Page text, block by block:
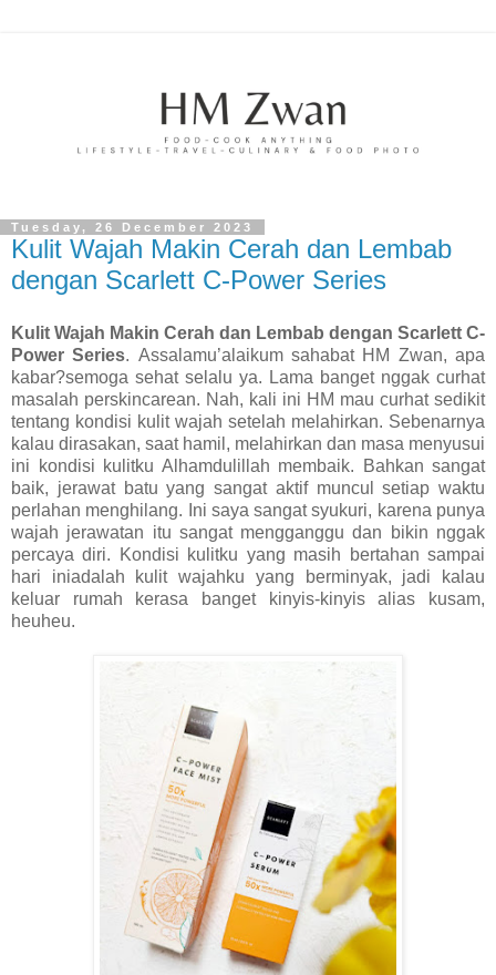
Tuesday, 26 December 2023
Kulit Wajah Makin Cerah dan Lembab
dengan Scarlett C-Power Series
Kulit Wajah Makin Cerah dan Lembab dengan Scarlett C-
Power Series. Assalamu’alaikum sahabat HM Zwan, apa
kabar?semoga sehat selalu ya. Lama banget nggak curhat
masalah perskincarean. Nah, kali ini HM mau curhat sedikit
tentang kondisi kulit wajah setelah melahirkan. Sebenarnya
kalau dirasakan, saat hamil, melahirkan dan masa menyusui
ini kondisi kulitku Alhamdulillah membaik. Bahkan sangat
baik, jerawat batu yang sangat aktif muncul setiap waktu
perlahan menghilang. Ini saya sangat syukuri, karena punya
wajah jerawatan itu sangat mengganggu dan bikin nggak
percaya diri. Kondisi kulitku yang masih bertahan sampai
hari iniadalah kulit wajahku yang berminyak, jadi kalau
keluar rumah kerasa banget kinyis-kinyis alias kusam,
heuheu.